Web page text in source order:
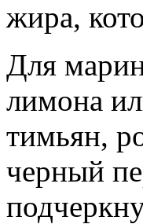
жира,
Для
лимона
тимьян,
черный